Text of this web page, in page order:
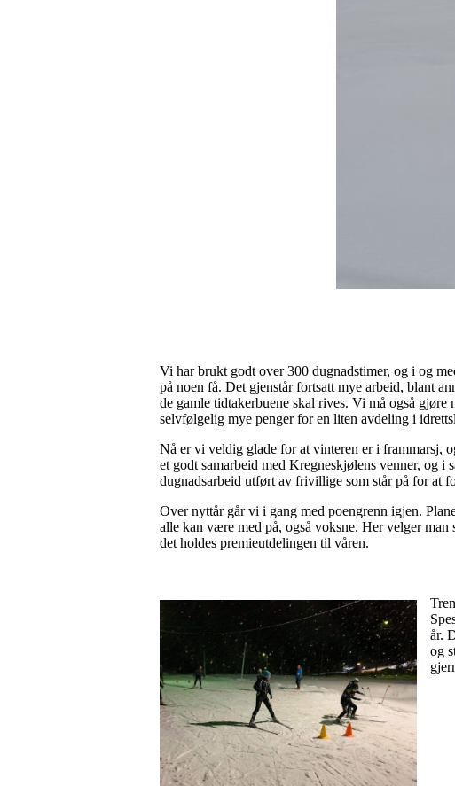
Vi har brukt godt over 300 dugnadstimer, og i og
på noen få. Det gjenstår fortsatt mye arbeid, blant
de gamle tidtakerbuene skal rives. Vi må også
selvfølgelig mye penger for en liten avdeling i
Nå er vi veldig glade for at vinteren er i frammarsj,
et godt samarbeid med Kregneskjølens venner, og
dugnadsarbeid utført av frivillige som står på for at
Over nyttår går vi i gang med poengrenn igjen.
alle kan være med på, også voksne. Her velger
det holdes premieutdelingen til våren.
år.
og